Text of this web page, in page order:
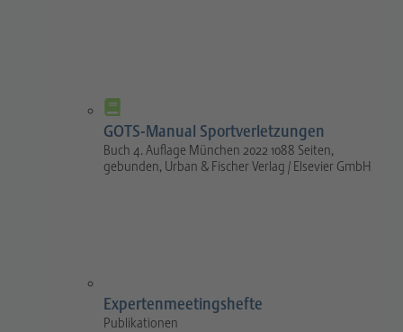
GOTS-Manual Sportverletzungen
Buch 4. Auflage München 2022 1088 Seiten,
gebunden, Urban & Fischer Verlag / Elsevier GmbH
Expertenmeetingshefte
Publikationen